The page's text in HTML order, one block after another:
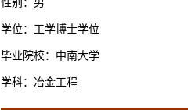
性别：男
学位：工学博士学位
毕业院校：中南大学
学科：冶金工程